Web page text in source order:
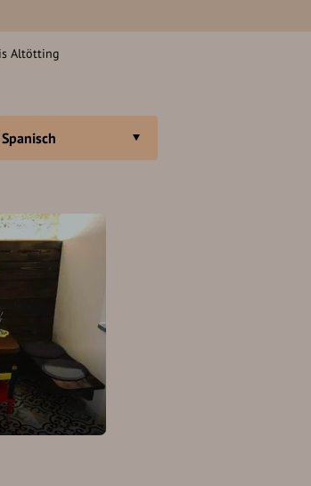
Altötting
Spanisch